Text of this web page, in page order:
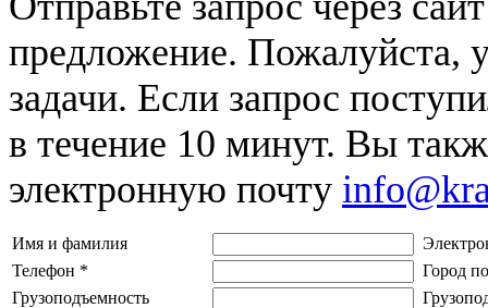
предложение. Пожалуйста,
задачи. Если запрос
в течение 10 минут. Вы
электронную почту
Имя и фамилия
Телефон *
Город
Грузоподъемность